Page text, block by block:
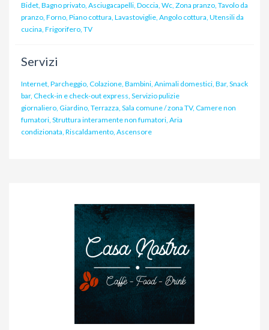
Bidet, Bagno privato, Asciugacapelli, Doccia, Wc, Zona pranzo, Tavolo da
pranzo, Forno, Piano cottura, Lavastoviglie, Angolo cottura, Utensili da
cucina, Frigorifero, TV
Servizi
Internet, Parcheggio, Colazione, Bambini, Animali domestici, Bar, Snack
bar, Check-in e check-out express, Servizio pulizie
giornaliero, Giardino, Terrazza, Sala comune / zona TV, Camere non
fumatori, Struttura interamente non fumatori, Aria
condizionata, Riscaldamento, Ascensore